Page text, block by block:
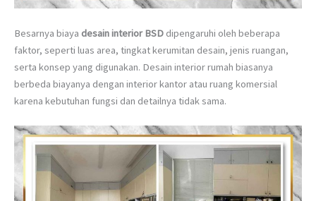
Besarnya biaya desain interior BSD dipengaruhi oleh beberapa
faktor, seperti luas area, tingkat kerumitan desain, jenis ruangan,
serta konsep yang digunakan. Desain interior rumah biasanya
berbeda biayanya dengan interior kantor atau ruang komersial
karena kebutuhan fungsi dan detailnya tidak sama.